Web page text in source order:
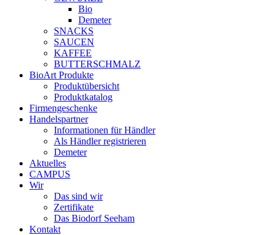
Bio
Demeter
SNACKS
SAUCEN
KAFFEE
BUTTERSCHMALZ
BioArt Produkte
Produktübersicht
Produktkatalog
Firmengeschenke
Handelspartner
Informationen für Händler
Als Händler registrieren
Demeter
Aktuelles
CAMPUS
Wir
Das sind wir
Zertifikate
Das Biodorf Seeham
Kontakt